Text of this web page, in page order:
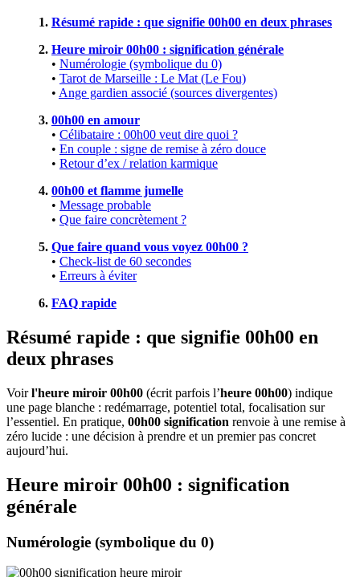
1. Résumé rapide : que signifie 00h00 en deux phrases
2. Heure miroir 00h00 : signification générale
• Numérologie (symbolique du 0)
• Tarot de Marseille : Le Mat (Le Fou)
• Ange gardien associé (sources divergentes)
3. 00h00 en amour
• Célibataire : 00h00 veut dire quoi ?
• En couple : signe de remise à zéro douce
• Retour d’ex / relation karmique
4. 00h00 et flamme jumelle
• Message probable
• Que faire concrètement ?
5. Que faire quand vous voyez 00h00 ?
• Check-list de 60 secondes
• Erreurs à éviter
6. FAQ rapide
Résumé rapide : que signifie 00h00 en
deux phrases
Voirl'heure miroir 00h00 (écrit parfois l’heure 00h00) indique
une page blanche : redémarrage, potentiel total, focalisation sur
l’essentiel. En pratique, 00h00 signification renvoie à une remise à
zéro lucide : une décision à prendre et un premier pas concret
aujourd’hui.
Heure miroir 00h00 : signification
générale
Numérologie (symbolique du 0)